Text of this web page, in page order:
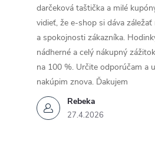
Rebeka
27.4.2026
darčeková taštička a milé
vidieť, že e-shop si dáva záležať
a spokojnosti zákazníka.
nádherné a celý nákupný
na 100 %. Určite odporúčam a
nakúpim znova. Ďakujem